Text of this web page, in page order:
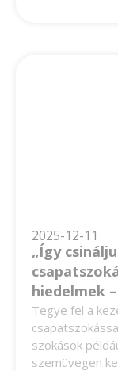
2025-12-11
„Így
hiedelmek
Tegye fel a
szokások
szemüvegen